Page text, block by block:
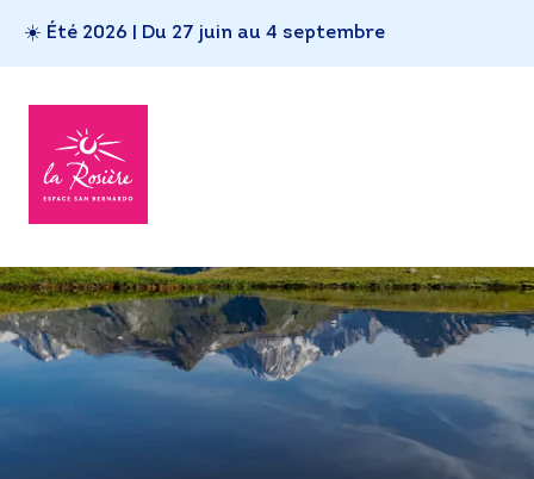
☀️ Été 2026 | Du 27 juin au 4 septembre